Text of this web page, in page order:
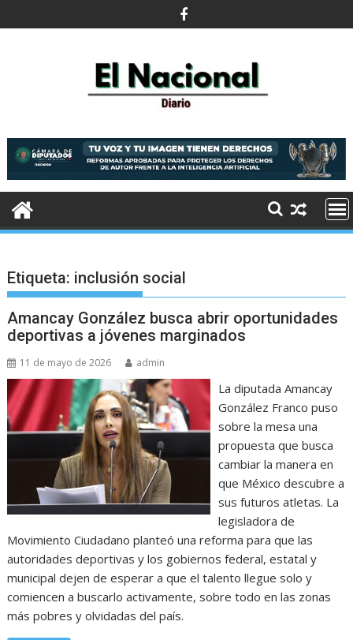
al
Etiqueta: inclusión social
Amancay González busca abrir oportunidades
deportivas a jóvenes marginados
11 de mayo de 2026 admin
La diputada Amancay
González Franco puso
sobre la mesa una
propuesta que busca
cambiar la manera en
que México descubre a
sus futuros atletas. La
legisladora de
Movimiento Ciudadano planteó una reforma para que las
autoridades deportivas y los gobiernos federal, estatal y
municipal dejen de esperar a que el talento llegue solo y
comiencen a buscarlo activamente, sobre todo en las zonas
más pobres y olvidadas del país.